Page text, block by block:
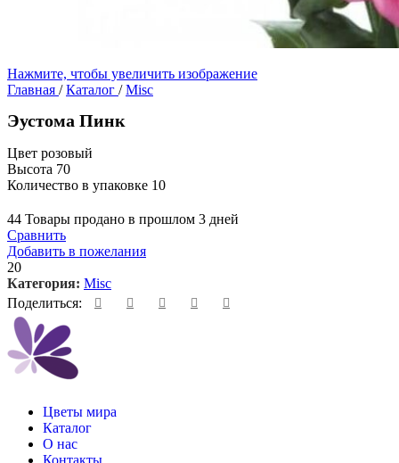
Нажмите, чтобы увеличить изображение
Главная / Каталог / Misc
Эустома Пинк
Цвет розовый
Высота 70
Количество в упаковке 10
44 Товары продано в прошлом 3 дней
Сравнить
Добавить в пожелания
20
Категория: Misc
Поделиться:
Цветы мира
Каталог
О нас